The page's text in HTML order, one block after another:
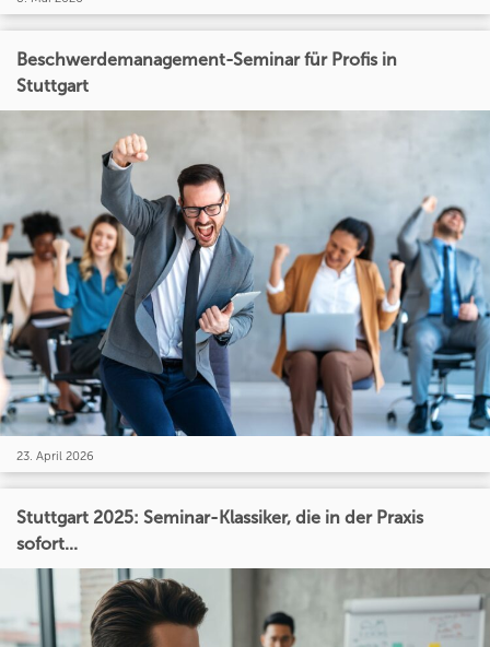
Beschwerdemanagement-Seminar für Profis in
Stuttgart
23. April 2026
Stuttgart 2025: Seminar-Klassiker, die in der Praxis
sofort...